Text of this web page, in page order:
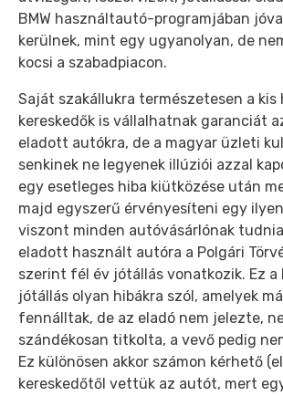
BMW használtautó-programjában
kerülnek, mint egy ugyanolyan, de
kocsi a szabadpiacon.
Saját szakállukra természetesen a
kereskedők is vállalhatnak garanciát
eladott autókra, de a magyar üzleti
senkinek ne legyenek illúziói azzal
egy esetleges hiba kiütközése után
majd egyszerű érvényesíteni egy
viszont minden autóvásárlónak
eladott használt autóra a Polgári
szerint fél év jótállás vonatkozik. Ez a
jótállás olyan hibákra szól, amelyek
fennálltak, de az eladó nem jelezte,
szándékosan titkolta, a vevő pedig
Ez különösen akkor számon kérhető
kereskedőtől vettük az autót, mert